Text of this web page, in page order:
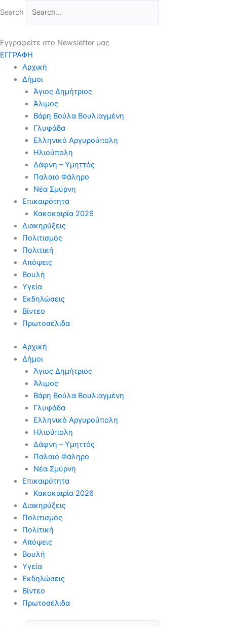
στο
Search
Εγγραφείτε στο Newsletter μας
ΕΓΓΡΑΦΗ
Αρχική
Δήμοι
Άγιος Δημήτριος
Άλιμος
Βάρη Βούλα Βουλιαγμένη
Γλυφάδα
Ελληνικό Αργυρούπολη
Ηλιούπολη
Δάφνη – Υμηττός
Παλαιό Φάληρο
Νέα Σμύρνη
Επικαιρότητα
Κακοκαιρία 2026
Διακηρύξεις
Πολιτισμός
Πολιτική
Απόψεις
Βουλή
Υγεία
Εκδηλώσεις
Βίντεο
Πρωτοσέλιδα
Αρχική
Δήμοι
Άγιος Δημήτριος
Άλιμος
Βάρη Βούλα Βουλιαγμένη
Γλυφάδα
Ελληνικό Αργυρούπολη
Ηλιούπολη
Δάφνη – Υμηττός
Παλαιό Φάληρο
Νέα Σμύρνη
Επικαιρότητα
Κακοκαιρία 2026
Διακηρύξεις
Πολιτισμός
Πολιτική
Απόψεις
Βουλή
Υγεία
Εκδηλώσεις
Βίντεο
Πρωτοσέλιδα